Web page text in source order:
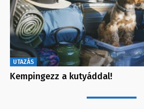
UTAZÁS
Kempingezz a kutyáddal!